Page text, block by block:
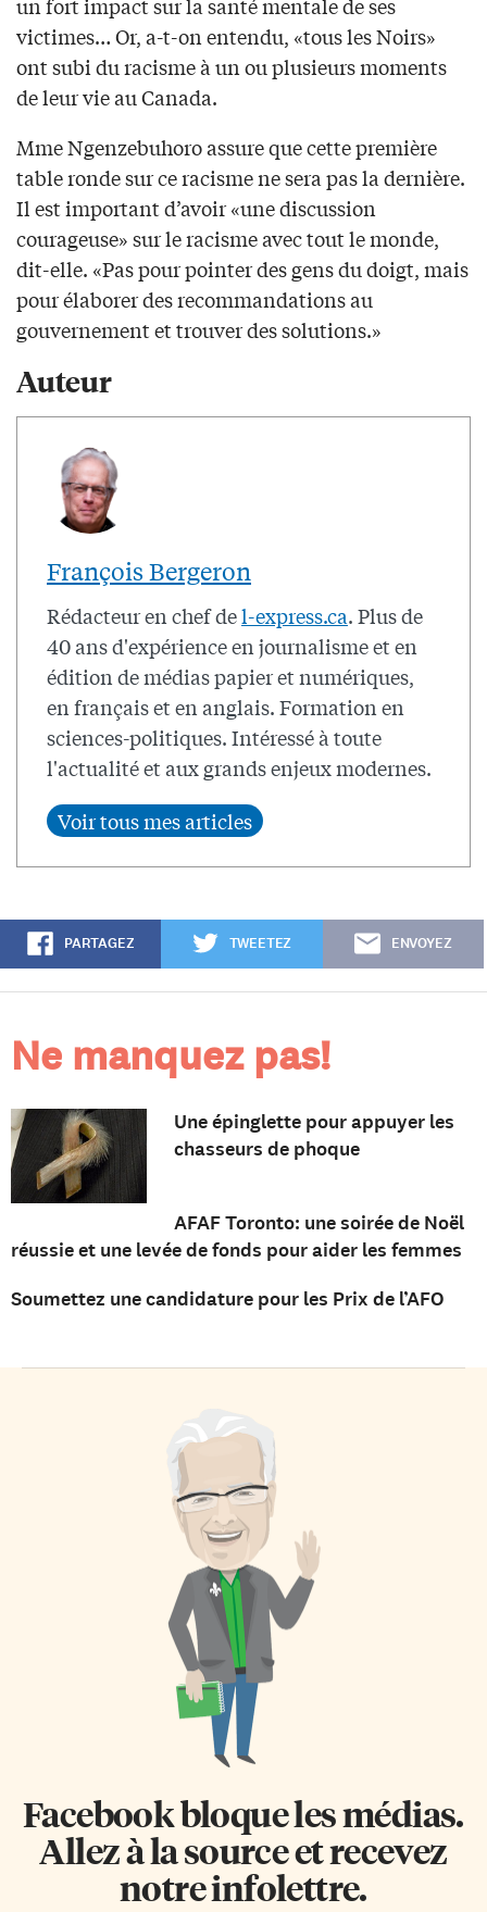
victimes… Or, a-t-on entendu, «tous les Noirs»
ont subi du racisme à un ou plusieurs moments
de leur vie au Canada.
Mme Ngenzebuhoro assure que cette première
table ronde sur ce racisme ne sera pas la dernière.
Il est important d’avoir «une discussion
courageuse» sur le racisme avec tout le monde,
dit-elle. «Pas pour pointer des gens du doigt, mais
pour élaborer des recommandations au
gouvernement et trouver des solutions.»
Auteur
François Bergeron
Rédacteur en chef del-express.ca. Plus de
40 ans d'expérience en journalisme et en
édition de médias papier et numériques,
en français et en anglais. Formation en
sciences-politiques. Intéressé à toute
l'actualité et aux grands enjeux modernes.
PARTAGEZ TWEETEZ ENVOYEZ
Ne manquez pas!
Une épinglette pour appuyer les
chasseurs de phoque
AFAF Toronto: une soirée de Noël
réussie et une levée de fonds pour aider les femmes
Soumettez une candidature pour les Prix de l’AFO
Facebook bloque les médias.
Allez à la source et recevez
notre infolettre.